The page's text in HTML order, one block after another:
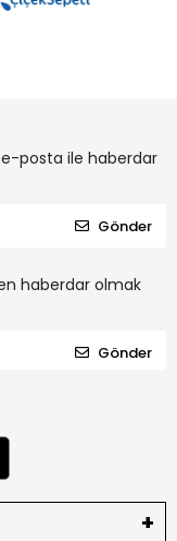
posta ile haberdar
Gönder
haberdar olmak
Gönder